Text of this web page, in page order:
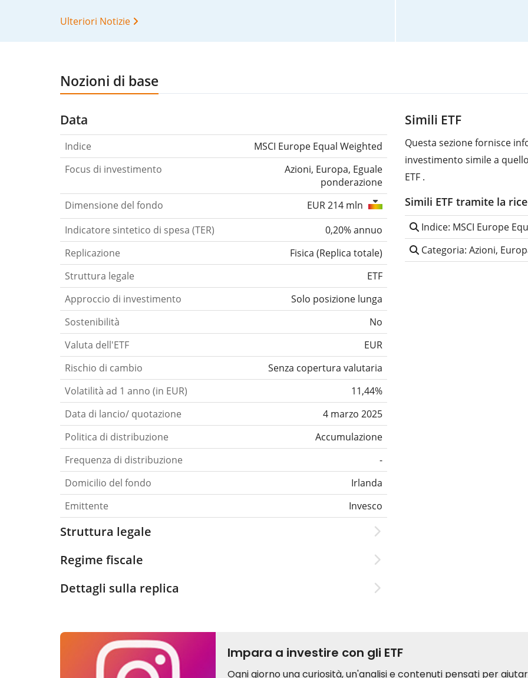
Ulteriori Notizie
Nozioni di base
Data
Indice
MSCI Europe Equal Weighted
Focus di investimento
Azioni, Europa, Eguale
ponderazione
Dimensione del fondo
EUR 214 mln
Indicatore sintetico di spesa (TER)
0,20% annuo
Replicazione
Fisica (Replica totale)
Struttura legale
ETF
Approccio di investimento
Solo posizione lunga
Sostenibilità
No
Valuta dell'ETF
EUR
Rischio di cambio
Senza copertura valutaria
Volatilità ad 1 anno (in EUR)
11,44%
Data di lancio/ quotazione
4 marzo 2025
Politica di distribuzione
Accumulazione
Frequenza di distribuzione
-
Domicilio del fondo
Irlanda
Emittente
Invesco
Struttura legale
Regime fiscale
Dettagli sulla replica
Simili ETF
Questa sezione fornisce
investimento simile a
ETF .
Simili ETF tramite la
Indice: MSCI Europe
Categoria: Azioni,